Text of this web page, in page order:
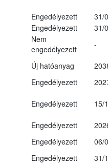
Engedélyezett
31/
Engedélyezett
31/
Nem
engedélyezett
-
Új hatóanyag
Engedélyezett
Engedélyezett 15/
Engedélyezett
Engedélyezett
06/
Engedélyezett
31/